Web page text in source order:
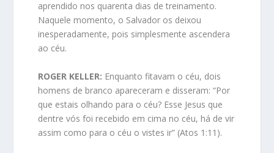
aprendido nos quarenta dias de treinamento.
Naquele momento, o Salvador os deixou
inesperadamente, pois simplesmente ascendera
ao céu.
ROGER KELLER: Enquanto fitavam o céu, dois
homens de branco apareceram e disseram: “Por
que estais olhando para o céu? Esse Jesus que
dentre vós foi recebido em cima no céu, há de vir
assim como para o céu o vistes ir” (Atos 1:11).